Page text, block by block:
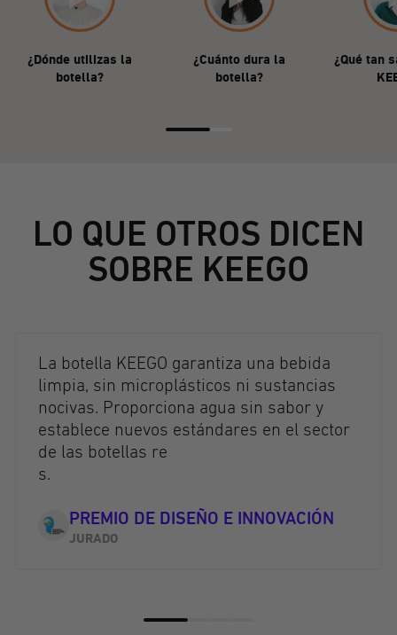
¿Dónde utilizas la
botella?
¿Cuánto dura la
botella?
¿Qué tan
LO QUE OTROS DICEN
SOBRE KEEGO
La botella KEEGO garantiza una bebida
limpia, sin microplásticos ni sustancias
nocivas. Proporciona agua sin sabor y
establece nuevos estándares en el sector
de las botellas re
s.
PREMIO DE DISEÑO E INNOVACIÓN
JURADO